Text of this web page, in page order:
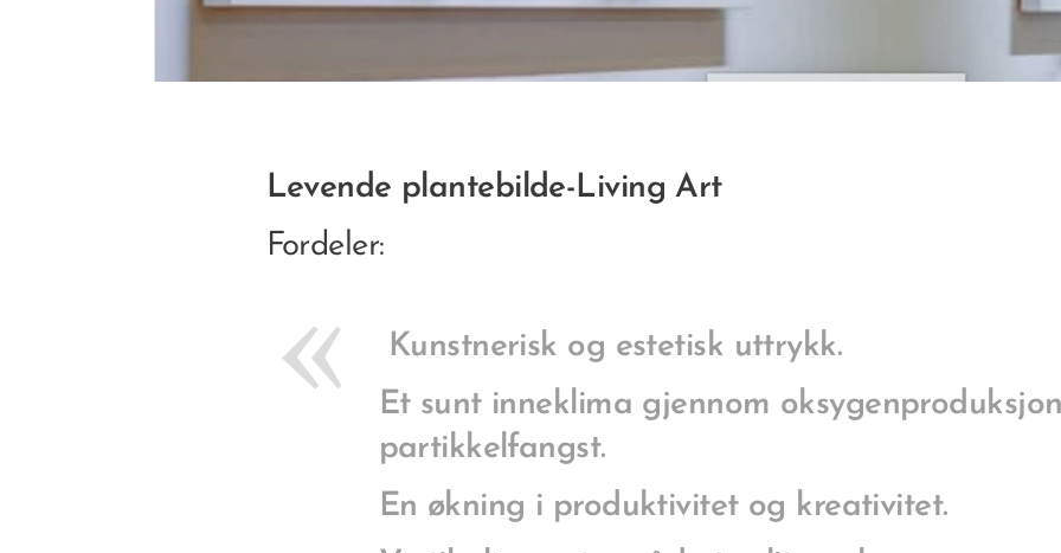
Levende plantebilde-Living Art
Fordeler:
Kunstnerisk og estetisk uttrykk.
Et sunt inneklima gjennom
partikkelfangst.
En økning i produktivitet og kreativitet.